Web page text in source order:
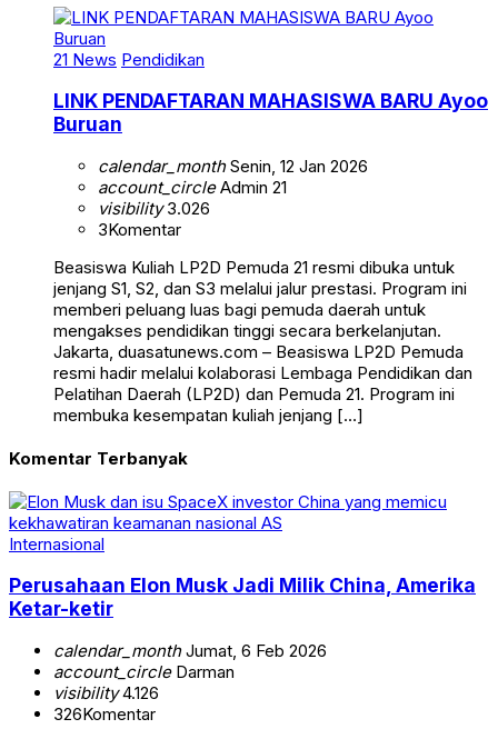
21 News Pendidikan
LINK PENDAFTARAN MAHASISWA BARU Ayoo
Buruan
calendar_monthSenin, 12 Jan 2026
account_circleAdmin 21
visibility3.026
3Komentar
Beasiswa Kuliah LP2D Pemuda 21 resmi dibuka untuk
jenjang S1, S2, dan S3 melalui jalur prestasi. Program ini
memberi peluang luas bagi pemuda daerah untuk
mengakses pendidikan tinggi secara berkelanjutan.
Jakarta, duasatunews.com – Beasiswa LP2D Pemuda
resmi hadir melalui kolaborasi Lembaga Pendidikan dan
Pelatihan Daerah (LP2D) dan Pemuda 21. Program ini
membuka kesempatan kuliah jenjang […]
Komentar Terbanyak
Internasional
Perusahaan Elon Musk Jadi Milik China, Amerika
Ketar-ketir
calendar_monthJumat, 6 Feb 2026
account_circleDarman
visibility4.126
326Komentar